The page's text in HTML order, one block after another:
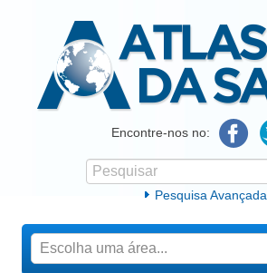
Atlas da SaúdeEncontre-nos no:
Formulário de procura
Pesquisar
Pesquisa Avançada